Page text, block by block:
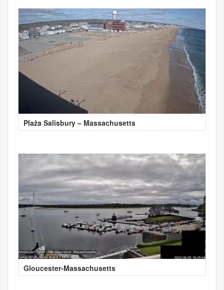
Plaża Salisbury – Massachusetts
Gloucester-Massachusetts